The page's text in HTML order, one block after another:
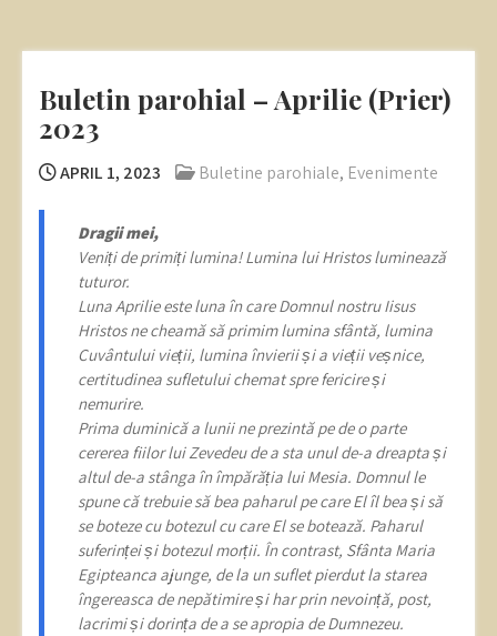
Buletin parohial – Aprilie (Prier)
2023
APRIL 1, 2023 Buletine parohiale, Evenimente
Dragii mei,
Veniți de primiți lumina! Lumina lui Hristos luminează
tuturor.
Luna Aprilie este luna în care Domnul nostru Iisus
Hristos ne cheamă să primim lumina sfântă, lumina
Cuvântului vieții, lumina învierii și a vieții veșnice,
certitudinea sufletului chemat spre fericire și
nemurire.
Prima duminică a lunii ne prezintă pe de o parte
cererea fiilor lui Zevedeu de a sta unul de-a dreapta și
altul de-a stânga în împărăția lui Mesia. Domnul le
spune că trebuie să bea paharul pe care El îl bea și să
se boteze cu botezul cu care El se botează. Paharul
suferinței și botezul morții. În contrast, Sfânta Maria
Egipteanca ajunge, de la un suflet pierdut la starea
îngereasca de nepătimire și har prin nevoință, post,
lacrimi și dorința de a se apropia de Dumnezeu.